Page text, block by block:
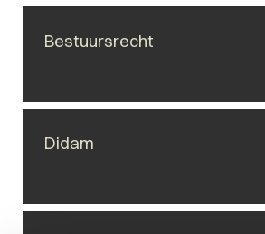
Bestuursrecht
Didam